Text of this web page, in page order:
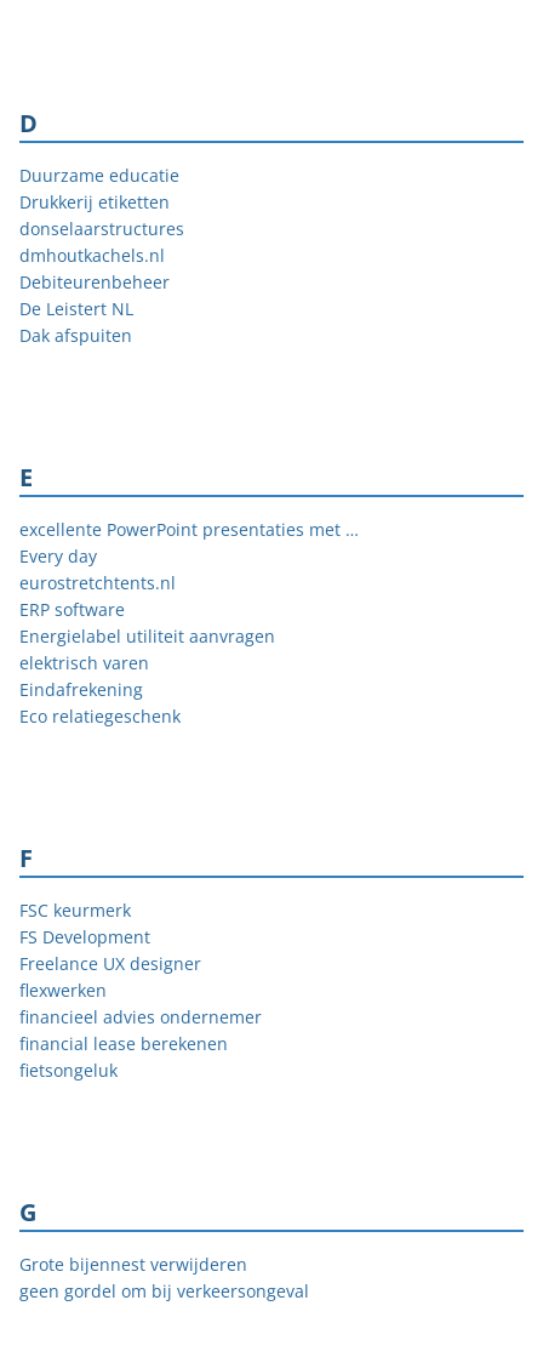
D
Duurzame educatie
Drukkerij etiketten
donselaarstructures
dmhoutkachels.nl
Debiteurenbeheer
De Leistert NL
Dak afspuiten
E
excellente PowerPoint presentaties met Empower Slides
Every day
eurostretchtents.nl
ERP software
Energielabel utiliteit aanvragen
elektrisch varen
Eindafrekening
Eco relatiegeschenk
F
FSC keurmerk
FS Development
Freelance UX designer
flexwerken
financieel advies ondernemer
financial lease berekenen
fietsongeluk
G
Grote bijennest verwijderen
geen gordel om bij verkeersongeval